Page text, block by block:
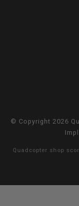
© Copyright 2026
Quadcopter shop